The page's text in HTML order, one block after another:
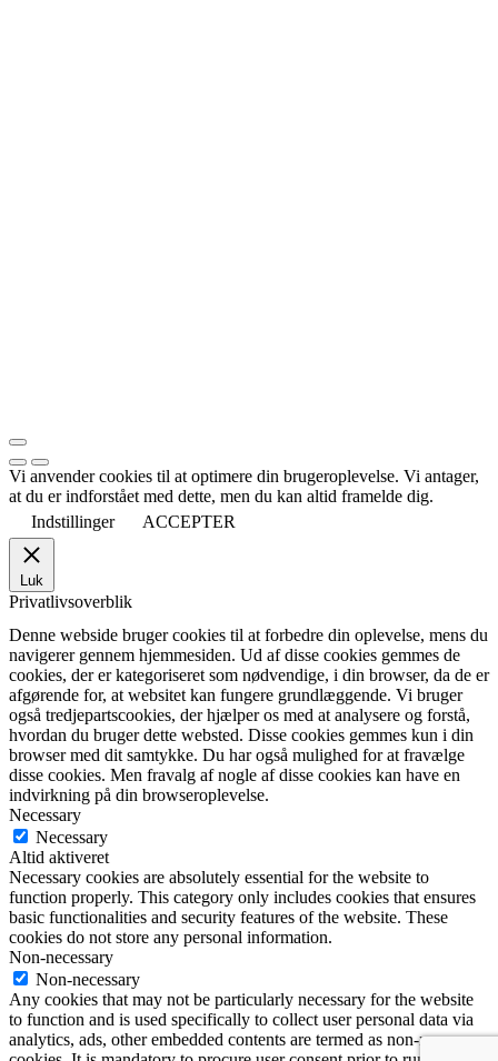
Vi anvender cookies til at optimere din brugeroplevelse. Vi antager,
at du er indforstået med dette, men du kan altid framelde dig.
Indstillinger
ACCEPTER
Luk
Privatlivsoverblik
Denne webside bruger cookies til at forbedre din oplevelse, mens du
navigerer gennem hjemmesiden. Ud af disse cookies gemmes de
cookies, der er kategoriseret som nødvendige, i din browser, da de er
afgørende for, at websitet kan fungere grundlæggende. Vi bruger
også tredjepartscookies, der hjælper os med at analysere og forstå,
hvordan du bruger dette websted. Disse cookies gemmes kun i din
browser med dit samtykke. Du har også mulighed for at fravælge
disse cookies. Men fravalg af nogle af disse cookies kan have en
indvirkning på din browseroplevelse.
Necessary
Necessary
Altid aktiveret
Necessary cookies are absolutely essential for the website to
function properly. This category only includes cookies that ensures
basic functionalities and security features of the website. These
cookies do not store any personal information.
Non-necessary
Non-necessary
Any cookies that may not be particularly necessary for the website
to function and is used specifically to collect user personal data via
analytics, ads, other embedded contents are termed as non-necessary